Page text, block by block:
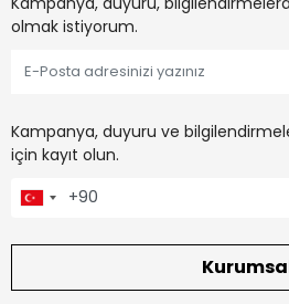
olmak istiyorum.
Kampanya, duyuru ve
için kayıt olun.